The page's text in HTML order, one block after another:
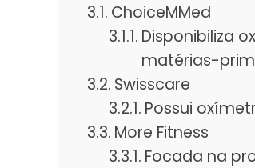
ChoiceMMed
Disponibiliza
matérias-
Swisscare
Possui
More Fitness
Focada na